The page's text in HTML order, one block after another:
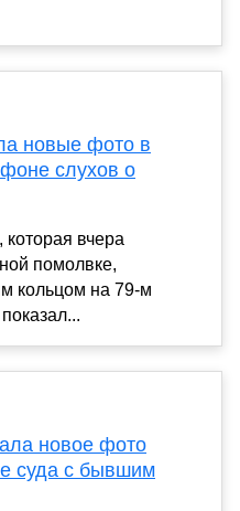
новые фото в
слухов о
вчера
помолвке,
кольцом на 79-м
новое фото
суда с бывшим